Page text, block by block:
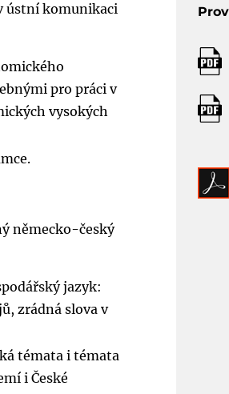
ústní komunikaci
pro práci v
vysokých
německo-český
jazyk:
zrádná slova v
témata i témata
i České